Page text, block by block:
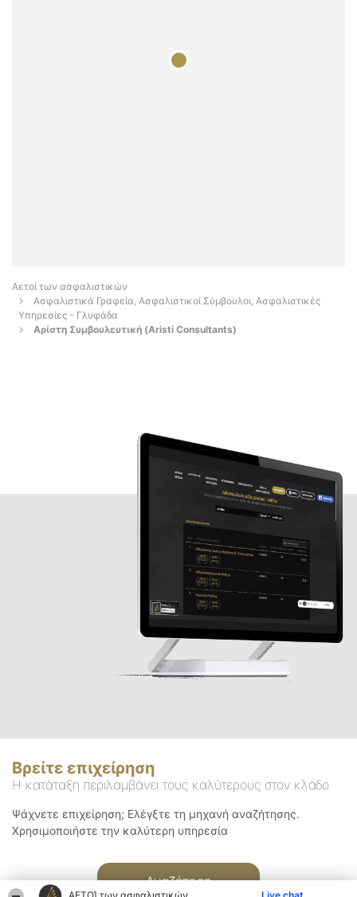
Αετοί των ασφαλιστικών
Ασφαλιστικά Γραφεία, Ασφαλιστικοί Σύμβουλοι, Ασφαλιστικές
Υπηρεσίες - Γλυφάδα
Αρίστη Συμβουλευτική (Aristi Consultants)
Βρείτε επιχείρηση
Η κατάταξη περιλαμβάνει τους καλύτερους στον κλάδο
Ψάχνετε επιχείρηση; Ελέγξτε τη μηχανή αναζήτησης.
Χρησιμοποιήστε την καλύτερη υπηρεσία
Αναζήτηση